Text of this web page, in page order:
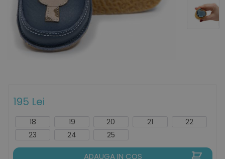
195 Lei
18 19 20 21
22
23
24 25
ADAUGA IN COS